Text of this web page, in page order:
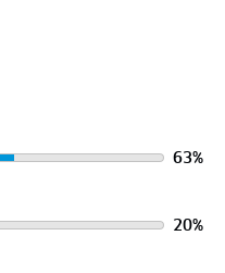
63%
20%